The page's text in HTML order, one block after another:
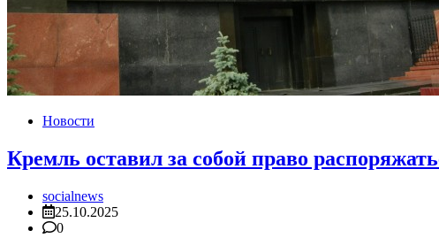
Новости
Кремль оставил за собой право
socialnews
25.10.2025
0